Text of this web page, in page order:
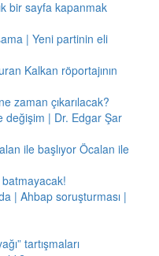
bir sayfa kapanmak
| Yeni partinin eli
Kalkan röportajının
zaman çıkarılacak?
değişim | Dr. Edgar Şar
ile başlıyor Öcalan ile
| Ahbap soruşturması |
tartışmaları